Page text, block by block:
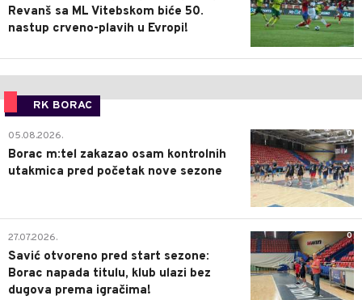
Revanš sa ML Vitebskom biće 50.
nastup crveno-plavih u Evropi!
RK BORAC
0
05.08.2026.
Borac m:tel zakazao osam kontrolnih
utakmica pred početak nove sezone
0
27.07.2026.
Savić otvoreno pred start sezone:
Borac napada titulu, klub ulazi bez
dugova prema igračima!